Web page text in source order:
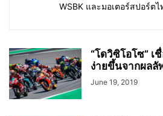
WSBK และมอเตอร์สปอร์ต
“โดวิซิโอโซ” เ
ง่ายขึ้นจากผล
June 19, 2019